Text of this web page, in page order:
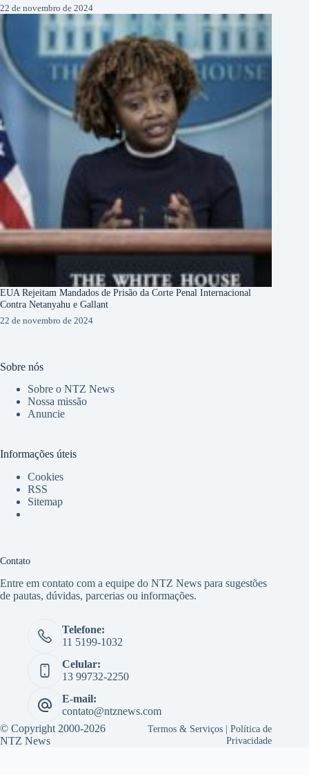
22 de novembro de 2024
EUA Rejeitam Mandados de Prisão da Corte Penal Internacional
Contra Netanyahu e Gallant
22 de novembro de 2024
Sobre nós
Sobre o NTZ News
Nossa missão
Anuncie
Informações úteis
Cookies
RSS
Sitemap
Contato
Entre em contato com a equipe do NTZ News para sugestões
de pautas, dúvidas, parcerias ou informações.
Telefone:
11 5199-1032
Celular:
13 99732-2250
E-mail:
contato@ntznews.com
© Copyright 2000-2026
NTZ News
Termos & Serviços |Política de
Privacidade